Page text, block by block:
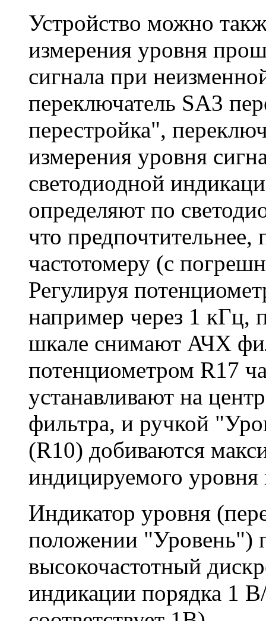
Устройство можно
измерения уровня
сигнала при
переключатель SA3
перестройка",
измерения уровня
светодиодной
определяют по
что
частотомеру (с
Регулируя
например через 1 кГц,
шкале снимают АЧХ
потенциометром R17
устанавливают на
фильтра, и ручкой
(R10) добиваются
индицируемого
Индикатор уровня
положении "Уровень")
высокочастотный
индикации порядка 1